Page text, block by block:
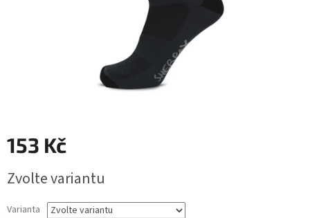
153 Kč
cena:
Zvolte variantu
Varianta